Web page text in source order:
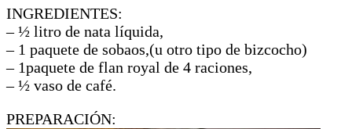
INGREDIENTES:
– ½ litro de nata líquida,
– 1 paquete de sobaos,(u otro tipo de bizcocho)
– 1paquete de flan royal de 4 raciones,
– ½ vaso de café.
PREPARACIÓN: